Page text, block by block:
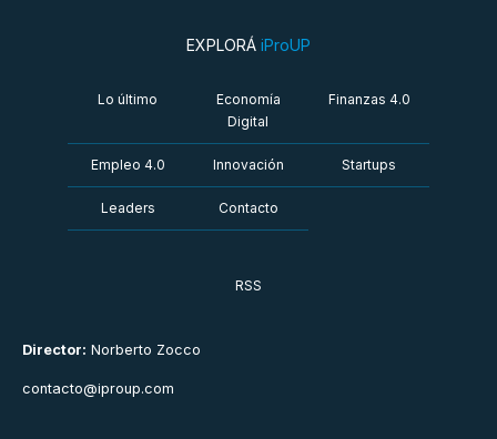
Director: Norberto Zocco
contacto@iproup.com
EXPLORÁ iProUP
Lo último
Economía
Digital
Finanzas 4.0
Empleo 4.0 Innovación Startups
Leaders Contacto
RSS